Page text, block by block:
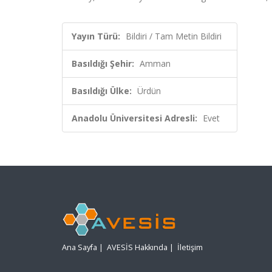
Yayın Türü: Bildiri / Tam Metin Bildiri
Basıldığı Şehir: Amman
Basıldığı Ülke: Ürdün
Anadolu Üniversitesi Adresli: Evet
Ana Sayfa | AVESİS Hakkında | İletişim